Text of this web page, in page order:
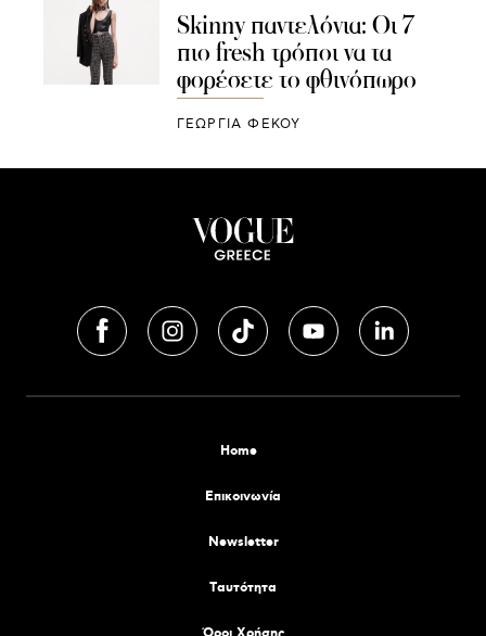
Skinny παντελόνια: Οι 7
πιο fresh τρόποι να τα
φορέσετε το φθινόπωρο
ΓΕΩΡΓΙΑ ΦΕΚΟΥ
Home
Επικοινωνία
Newsletter
Tαυτότητα